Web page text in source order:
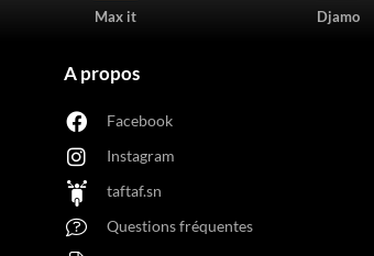
Max it Djamo
A propos
Facebook
Instagram
taftaf.sn
Questions fréquentes